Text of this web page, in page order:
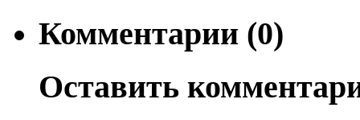
Комментарии (0)
Оставить